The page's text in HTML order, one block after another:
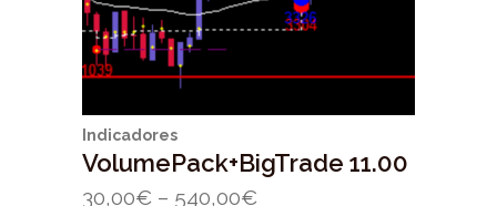
Indicadores
VolumePack+BigTrade 11.00
30,00€ – 540,00€